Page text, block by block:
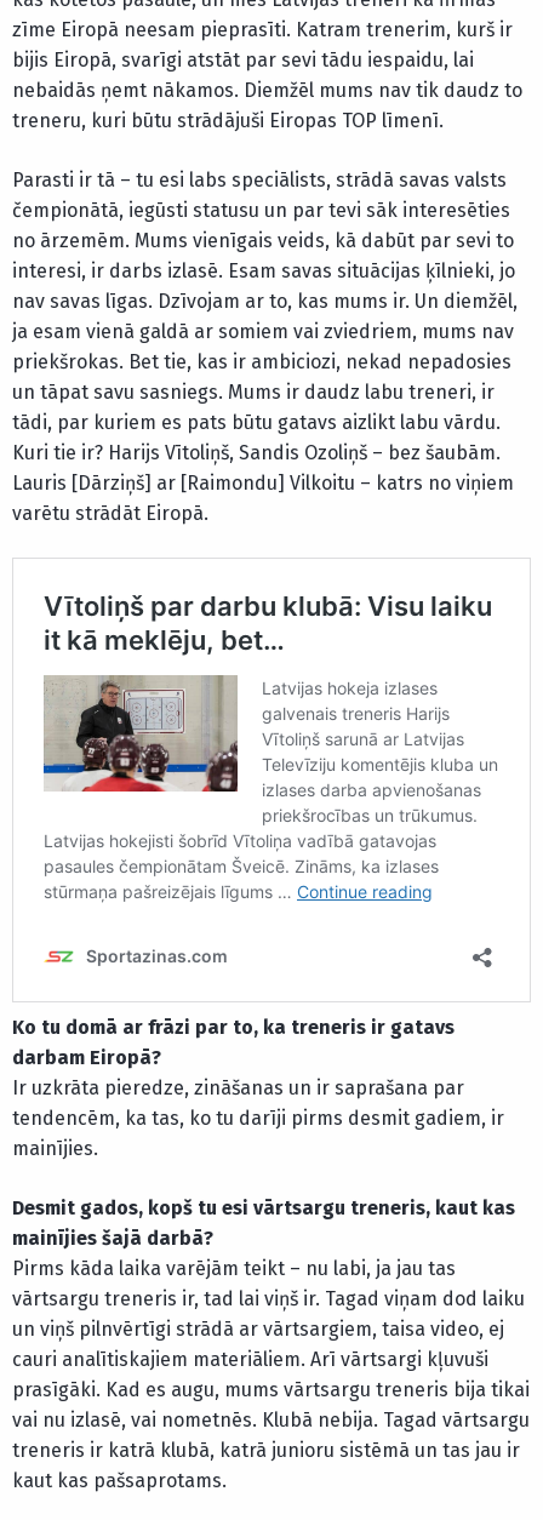
zīme Eiropā neesam pieprasīti. Katram trenerim, kurš ir
bijis Eiropā, svarīgi atstāt par sevi tādu iespaidu, lai
nebaidās ņemt nākamos. Diemžēl mums nav tik daudz to
treneru, kuri būtu strādājuši Eiropas TOP līmenī.
Parasti ir tā – tu esi labs speciālists, strādā savas valsts
čempionātā, iegūsti statusu un par tevi sāk interesēties
no ārzemēm. Mums vienīgais veids, kā dabūt par sevi to
interesi, ir darbs izlasē. Esam savas situācijas ķīlnieki, jo
nav savas līgas. Dzīvojam ar to, kas mums ir. Un diemžēl,
ja esam vienā galdā ar somiem vai zviedriem, mums nav
priekšrokas. Bet tie, kas ir ambiciozi, nekad nepadosies
un tāpat savu sasniegs. Mums ir daudz labu treneri, ir
tādi, par kuriem es pats būtu gatavs aizlikt labu vārdu.
Kuri tie ir? Harijs Vītoliņš, Sandis Ozoliņš – bez šaubām.
Lauris [Dārziņš] ar [Raimondu] Vilkoitu – katrs no viņiem
varētu strādāt Eiropā.
Ko tu domā ar frāzi par to, ka treneris ir gatavs
darbam Eiropā?
Ir uzkrāta pieredze, zināšanas un ir saprašana par
tendencēm, ka tas, ko tu darīji pirms desmit gadiem, ir
mainījies.
Desmit gados, kopš tu esi vārtsargu treneris, kaut kas
mainījies šajā darbā?
Pirms kāda laika varējām teikt – nu labi, ja jau tas
vārtsargu treneris ir, tad lai viņš ir. Tagad viņam dod laiku
un viņš pilnvērtīgi strādā ar vārtsargiem, taisa video, ej
cauri analītiskajiem materiāliem. Arī vārtsargi kļuvuši
prasīgāki. Kad es augu, mums vārtsargu treneris bija tikai
vai nu izlasē, vai nometnēs. Klubā nebija. Tagad vārtsargu
treneris ir katrā klubā, katrā junioru sistēmā un tas jau ir
kaut kas pašsaprotams.